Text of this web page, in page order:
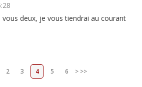
vous deux, je vous tiendrai au courant
2 3 4 5 6 > >>